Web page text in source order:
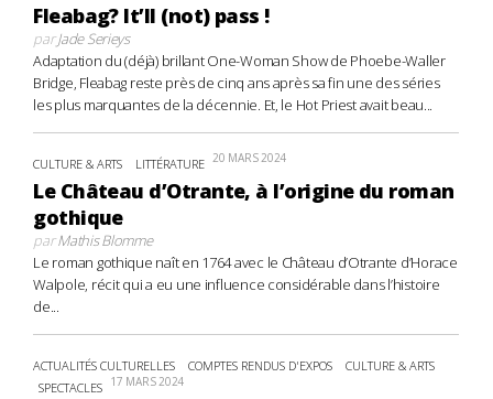
Fleabag? It’ll (not) pass !
parJade Serieys
Adaptation du (déjà) brillant One-Woman Show de Phoebe-Waller
Bridge, Fleabag reste près de cinq ans après sa fin une des séries
les plus marquantes de la décennie. Et, le Hot Priest avait beau...
CULTURE & ARTS LITTÉRATURE 20 MARS 2024
Le Château d’Otrante, à l’origine du roman
gothique
parMathis Blomme
Le roman gothique naît en 1764 avec le Château d’Otrante d’Horace
Walpole, récit qui a eu une influence considérable dans l’histoire
de...
ACTUALITÉS CULTURELLES COMPTES RENDUS D'EXPOS
CULTURE & ARTS
SPECTACLES 17 MARS 2024